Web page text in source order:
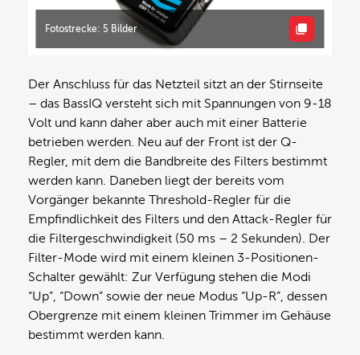
Fotostrecke: 5 Bilder
Der Anschluss für das Netzteil sitzt an der Stirnseite
– das BassIQ versteht sich mit Spannungen von 9-18
Volt und kann daher aber auch mit einer Batterie
betrieben werden. Neu auf der Front ist der Q-
Regler, mit dem die Bandbreite des Filters bestimmt
werden kann. Daneben liegt der bereits vom
Vorgänger bekannte Threshold-Regler für die
Empfindlichkeit des Filters und den Attack-Regler für
die Filtergeschwindigkeit (50 ms – 2 Sekunden). Der
Filter-Mode wird mit einem kleinen 3-Positionen-
Schalter gewählt: Zur Verfügung stehen die Modi
“Up”, “Down” sowie der neue Modus “Up-R”, dessen
Obergrenze mit einem kleinen Trimmer im Gehäuse
bestimmt werden kann.